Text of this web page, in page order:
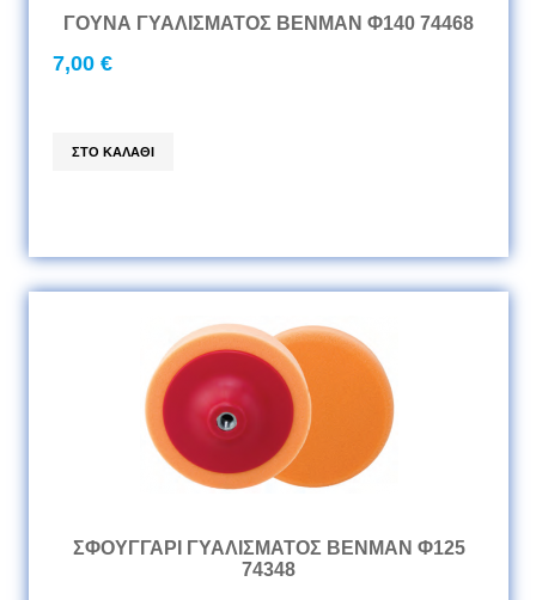
ΓΟΥΝΑ ΓΥΑΛΙΣΜΑΤΟΣ BENMAN Φ140 74468
7,00 €
ΣΦΟΥΓΓΑΡΙ ΓΥΑΛΙΣΜΑΤΟΣ BENMAN Φ125
74348